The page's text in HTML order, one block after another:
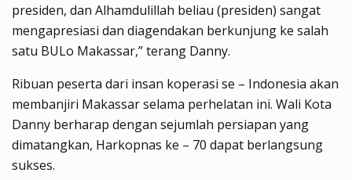
presiden, dan Alhamdulillah beliau (presiden) sangat
mengapresiasi dan diagendakan berkunjung ke salah
satu BULo Makassar,” terang Danny.
Ribuan peserta dari insan koperasi se – Indonesia akan
membanjiri Makassar selama perhelatan ini. Wali Kota
Danny berharap dengan sejumlah persiapan yang
dimatangkan, Harkopnas ke – 70 dapat berlangsung
sukses.